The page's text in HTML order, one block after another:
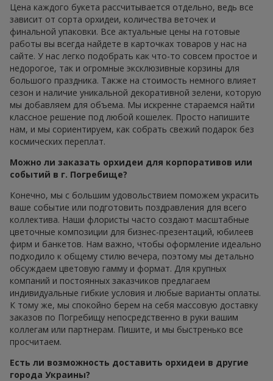
Цена каждого букета рассчитывается отдельно, ведь все
зависит от сорта орхидеи, количества веточек и
финальной упаковки. Все актуальные цены на готовые
работы вы всегда найдете в карточках товаров у нас на
сайте. У нас легко подобрать как что-то совсем простое и
недорогое, так и огромные эксклюзивные корзины для
большого праздника. Также на стоимость немного влияет
сезон и наличие уникальной декоративной зелени, которую
мы добавляем для объема. Мы искренне стараемся найти
классное решение под любой кошелек. Просто напишите
нам, и мы сориентируем, как собрать свежий подарок без
космических переплат.
Можно ли заказать орхидеи для корпоративов или
событий в г. Погребище?
Конечно, мы с большим удовольствием поможем украсить
ваше событие или подготовить поздравления для всего
коллектива. Наши флористы часто создают масштабные
цветочные композиции для бизнес-презентаций, юбилеев
фирм и банкетов. Нам важно, чтобы оформление идеально
подходило к общему стилю вечера, поэтому мы детально
обсуждаем цветовую гамму и формат. Для крупных
компаний и постоянных заказчиков предлагаем
индивидуальные гибкие условия и любые варианты оплаты.
К тому же, мы спокойно берем на себя массовую доставку
заказов по Погребищу непосредственно в руки вашим
коллегам или партнерам. Пишите, и мы быстренько все
просчитаем.
Есть ли возможность доставить орхидеи в другие
города Украины?